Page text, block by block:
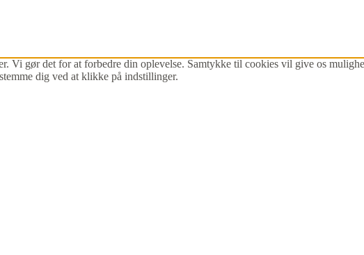
Vi gør det for at forbedre din oplevelse. Samtykke til cookies vil give os
dig ved at klikke på indstillinger.